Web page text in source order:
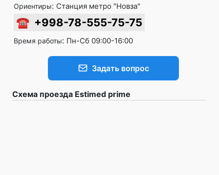
Ориентиры: Станция метро "Новза"
☎ +998-78-555-75-75
Время работы: Пн-Сб 09:00-16:00
Задать вопрос
Схема проезда Estimed prime